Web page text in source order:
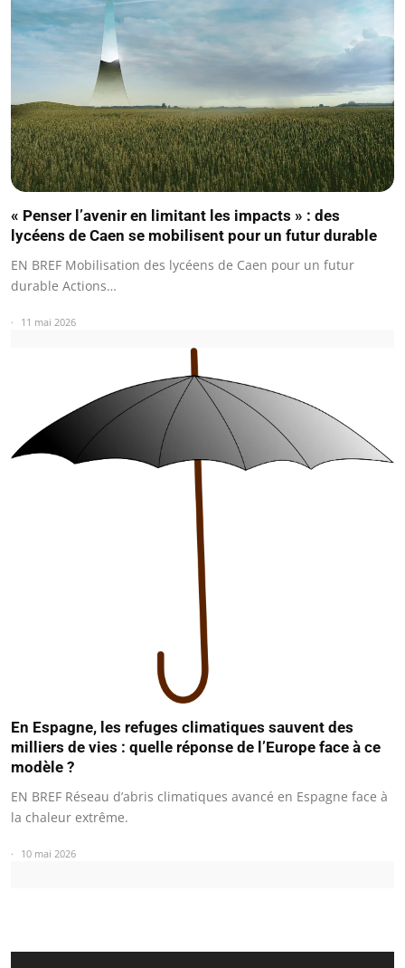
« Penser l’avenir en limitant les impacts » : des
lycéens de Caen se mobilisent pour un futur durable
EN BREF Mobilisation des lycéens de Caen pour un futur
durable Actions…
11 mai 2026
En Espagne, les refuges climatiques sauvent des
milliers de vies : quelle réponse de l’Europe face à ce
modèle ?
EN BREF Réseau d’abris climatiques avancé en Espagne face à
la chaleur extrême.
10 mai 2026